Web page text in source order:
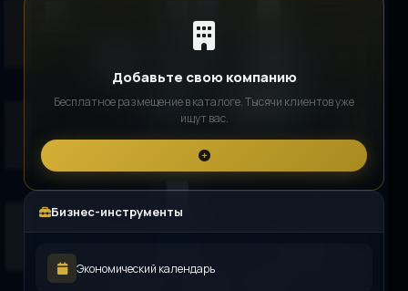
Добавьте свою компанию
Бесплатное размещение в каталоге. Тысячи клиентов уже
ищут вас.
Бизнес-инструменты
Экономический календарь